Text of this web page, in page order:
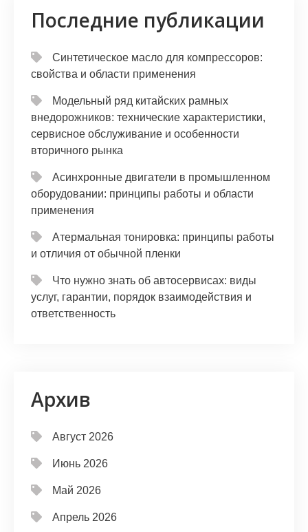
Последние публикации
Синтетическое масло для компрессоров:
свойства и области применения
Модельный ряд китайских рамных
внедорожников: технические характеристики,
сервисное обслуживание и особенности
вторичного рынка
Асинхронные двигатели в промышленном
оборудовании: принципы работы и области
применения
Атермальная тонировка: принципы работы
и отличия от обычной пленки
Что нужно знать об автосервисах: виды
услуг, гарантии, порядок взаимодействия и
ответственность
Архив
Август 2026
Июнь 2026
Май 2026
Апрель 2026